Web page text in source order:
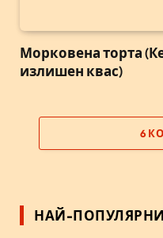
Морковена торта
излишен квас)
6
НАЙ-ПОПУЛЯРНИ